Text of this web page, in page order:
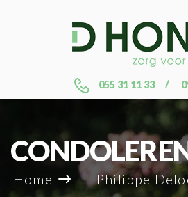
055 31 11 33
Home Philippe